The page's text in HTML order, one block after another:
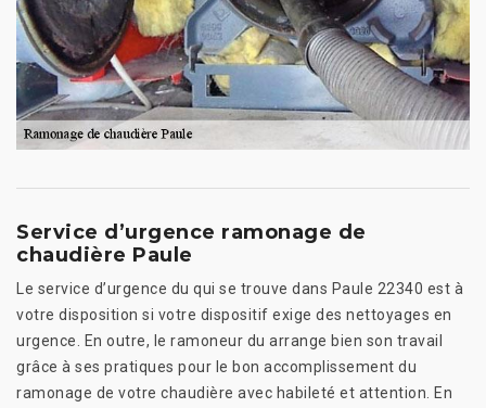
Service d’urgence ramonage de
chaudière Paule
Le service d’urgence du qui se trouve dans Paule 22340 est à
votre disposition si votre dispositif exige des nettoyages en
urgence. En outre, le ramoneur du arrange bien son travail
grâce à ses pratiques pour le bon accomplissement du
ramonage de votre chaudière avec habileté et attention. En